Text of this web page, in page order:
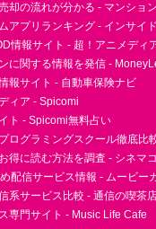
却の流れが分かる - マンショ
アプリランキング - インサイ
情報サイト - 超！アニメディ
に関する情報を発信 -
報サイト - 自動車保険ナビ
ィア - Spicomi
ト - Spicomi無料占い
ログラミングスクール徹底比
得に読む方法を調査 - シネマ
配信サービス情報 - ムービー
系サービス比較 - 通信の喫茶
専門サイト - Music Life Cafe